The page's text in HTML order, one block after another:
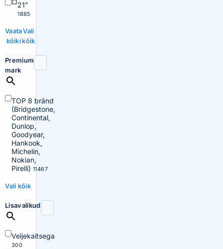
21"
1885
Vaata
kõiki
Vali
kõik
Premium
mark
TOP 8 bränd
(Bridgestone,
Continental,
Dunlop,
Goodyear,
Hankook,
Michelin,
Nokian,
Pirelli) 11467
Vali kõik
Lisavalikud
Veljekaitsega
300